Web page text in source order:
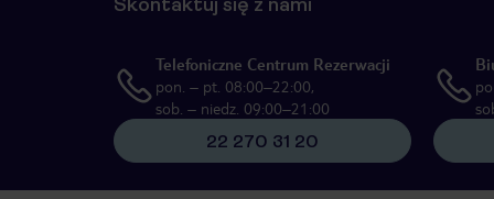
Skontaktuj się z nami
Telefoniczne Centrum Rezerwacji
pon. – pt. 08:00–22:00,
sob. – niedz. 09:00–21:00
22 270 31 20